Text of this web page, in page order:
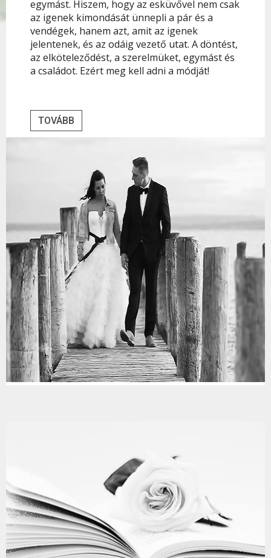
egymást. Hiszem, hogy az esküvővel nem csak
az igenek kimondását ünnepli a pár és a
vendégek, hanem azt, amit az igenek
jelentenek, és az odáig vezető utat. A döntést,
az elköteleződést, a szerelmüket, egymást és
a családot. Ezért meg kell adni a módját!
TOVÁBB